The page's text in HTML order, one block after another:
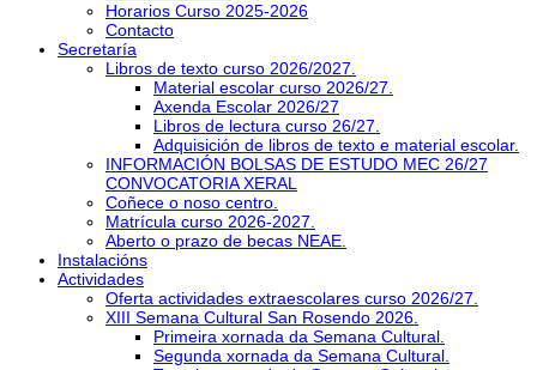
Horarios Curso 2025-2026
Contacto
Secretaría
Libros de texto curso 2026/2027.
Material escolar curso 2026/27.
Axenda Escolar 2026/27
Libros de lectura curso 26/27.
Adquisición de libros de texto e material escolar.
INFORMACIÓN BOLSAS DE ESTUDO MEC 26/27
CONVOCATORIA XERAL
Coñece o noso centro.
Matrícula curso 2026-2027.
Aberto o prazo de becas NEAE.
Instalacións
Actividades
Oferta actividades extraescolares curso 2026/27.
XIII Semana Cultural San Rosendo 2026.
Primeira xornada da Semana Cultural.
Segunda xornada da Semana Cultural.